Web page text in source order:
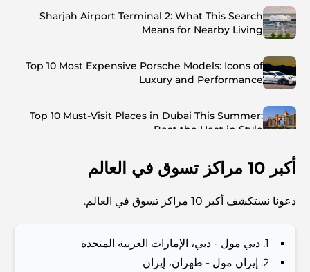
Sharjah Airport Terminal 2: What This Search
Means for Nearby Living
Top 10 Most Expensive Porsche Models: Icons of
Luxury and Performance
Top 10 Must-Visit Places in Dubai This Summer:
Beat the Heat in Style
Top 7 Busiest Airports in the World: Hub of Global
Best Schools in Downtown Dubai: A Guide for
أكبر 10 مراكز تسوق في العالم
دعونا نستكشف أكبر 10 مراكز تسوق في العالم.
1. دبي مول - دبي، الإمارات العربية المتحدة
2. إيران مول - طهران، إيران